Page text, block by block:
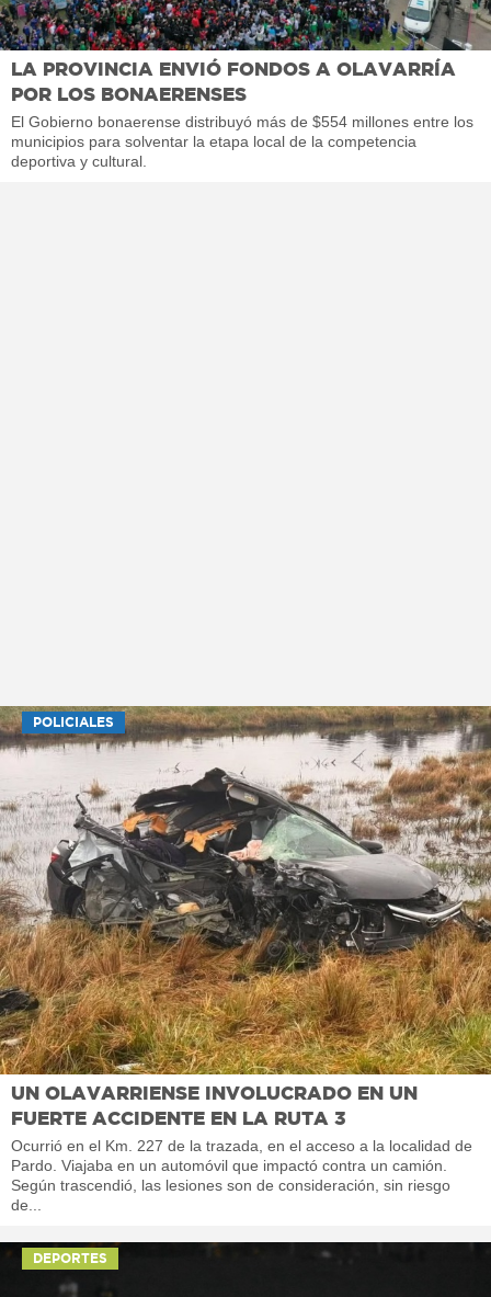
LA PROVINCIA ENVIÓ FONDOS A OLAVARRÍA
POR LOS BONAERENSES
El Gobierno bonaerense distribuyó más de $554 millones entre los
municipios para solventar la etapa local de la competencia
deportiva y cultural.
POLICIALES
UN OLAVARRIENSE INVOLUCRADO EN UN
FUERTE ACCIDENTE EN LA RUTA 3
Ocurrió en el Km. 227 de la trazada, en el acceso a la localidad de
Pardo. Viajaba en un automóvil que impactó contra un camión.
Según trascendió, las lesiones son de consideración, sin riesgo
de...
DEPORTES